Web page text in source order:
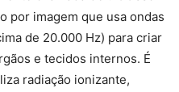
por imagem que usa ondas
de 20.000 Hz) para criar
e tecidos internos. É
radiação ionizante,